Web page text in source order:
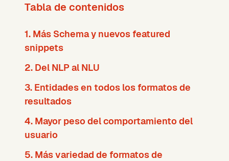
Tabla de contenidos
1. Más Schema y nuevos featured
snippets
2. Del NLP al NLU
3. Entidades en todos los formatos de
resultados
4. Mayor peso del comportamiento del
usuario
5. Más variedad de formatos de